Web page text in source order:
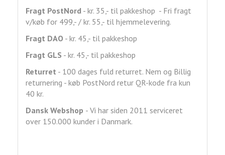
Fragt PostNord - kr. 35,- til pakkeshop - Fri fragt
v/køb for 499,- / kr. 55,- til hjemmelevering.
Fragt DAO - kr. 45,- til pakkeshop
Fragt GLS - kr. 45,- til pakkeshop
Returret - 100 dages fuld returret. Nem og Billig
returnering - køb PostNord retur QR-kode fra kun
40 kr.
Dansk Webshop - Vi har siden 2011 serviceret
over 150.000 kunder i Danmark.